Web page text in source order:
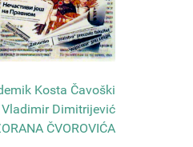
Kosta Čavoški
Dimitrijević
ČVOROVIĆA